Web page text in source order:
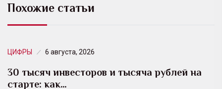
Похожие статьи
ЦИФРЫ 6 августа, 2026
30 тысяч инвесторов и тысяча рублей на
старте: как…